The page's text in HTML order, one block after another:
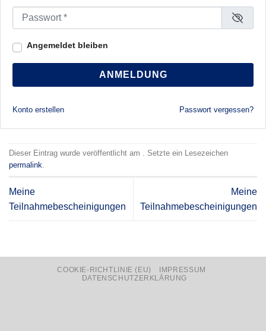
Passwort
Angemeldet bleiben
ANMELDUNG
Konto erstellen Passwort vergessen?
Dieser Eintrag wurde veröffentlicht am . Setzte ein Lesezeichen
permalink.
Meine
Teilnahmebescheinigungen
Meine
Teilnahmebescheinigungen
COOKIE-RICHTLINIE (EU)
IMPRESSUM
DATENSCHUTZERKLÄRUNG